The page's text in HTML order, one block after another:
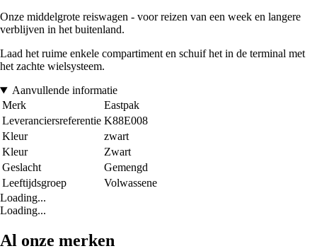
Onze middelgrote reiswagen - voor reizen van een week en langere
verblijven in het buitenland.
Laad het ruime enkele compartiment en schuif het in de terminal met
het zachte wielsysteem.
Aanvullende informatie
Merk
Eastpak
Leveranciersreferentie K88E008
Kleur
zwart
Kleur
Zwart
Geslacht
Gemengd
Leeftijdsgroep
Volwassene
Loading...
Loading...
Al onze merken